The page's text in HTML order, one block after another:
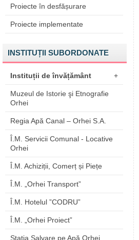
Proiecte în desfășurare
Proiecte implementate
INSTITUȚII SUBORDONATE
Instituții de învățământ +
Muzeul de Istorie şi Etnografie
Orhei
Regia Apă Canal – Orhei S.A.
Î.M. Servicii Comunal - Locative
Orhei
Î.M. Achiziții, Comerț și Piețe
Î.M. „Orhei Transport”
Î.M. Hotelul ”CODRU”
Î.M. „Orhei Proiect”
Stația Salvare pe Apă Orhei